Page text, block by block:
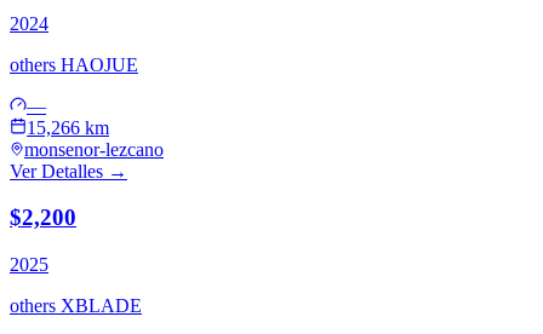
2024
others HAOJUE
—
15,266 km
monsenor-lezcano
Ver Detalles →
$2,200
2025
others XBLADE